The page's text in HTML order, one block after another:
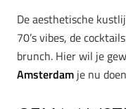
De aesthetische
70’s vibes, de
brunch. Hier wil je
Amsterdam je nu